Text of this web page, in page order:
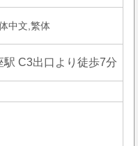
中文,繁体
C3出口より徒歩7分